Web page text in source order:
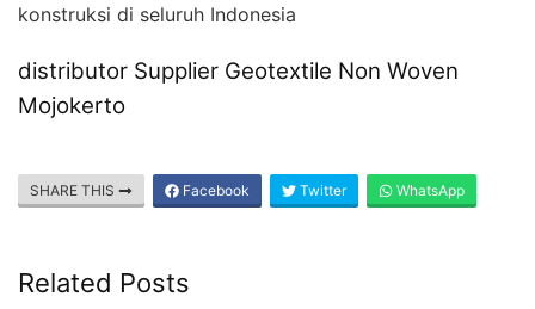
konstruksi di seluruh Indonesia
distributor Supplier Geotextile Non Woven
Mojokerto
SHARE THIS Facebook Twitter WhatsApp
Related Posts